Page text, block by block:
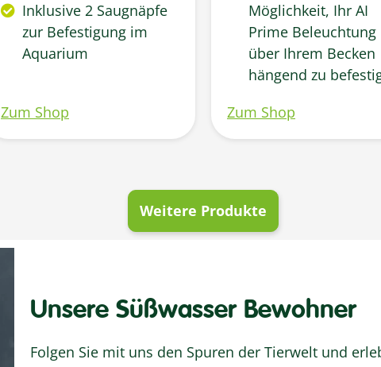
Inklusive 2 Saugnäpfe
zur Befestigung im
Aquarium
Zum Shop
Möglichkeit, Ihr AI
Prime Beleuchtung
über Ihrem Becken
hängend zu
gebürstetem
Aluminium in
Zum Shop
Weitere Produkte
Unsere Süßwasser Bewohner
Folgen Sie mit uns den Spuren der Tierwelt und